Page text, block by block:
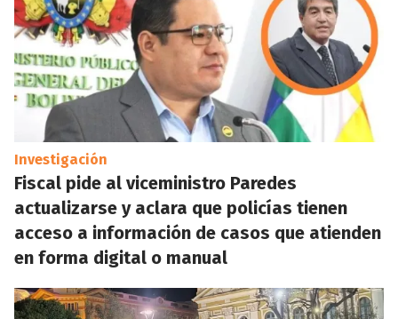
Investigación
Fiscal pide al viceministro Paredes
actualizarse y aclara que policías tienen
acceso a información de casos que atienden
en forma digital o manual